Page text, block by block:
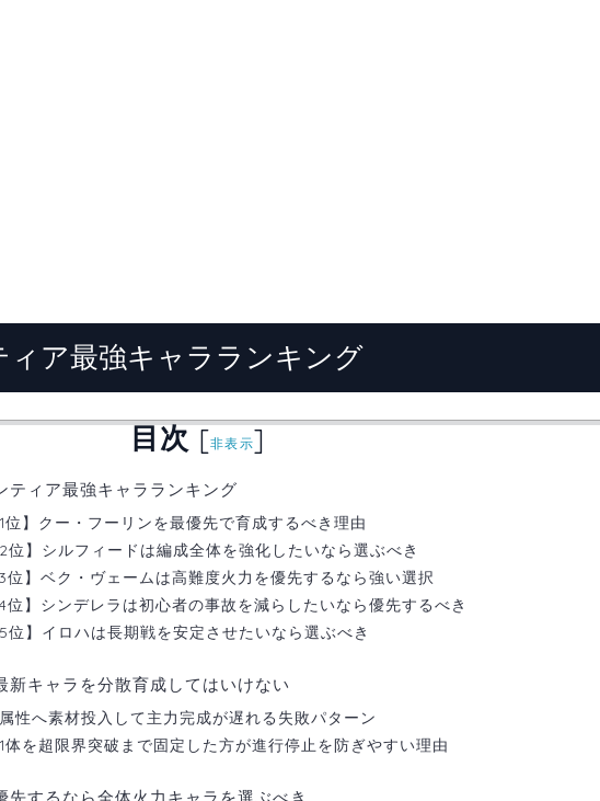
ィア最強キャラランキング
目次 [非表示]
ティア最強キャラランキング
1位】クー・フーリンを最優先で育成するべき理由
2位】シルフィードは編成全体を強化したいなら選ぶべき
3位】ベク・ヴェームは高難度火力を優先するなら強い選択
4位】シンデレラは初心者の事故を減らしたいなら優先するべき
5位】イロハは長期戦を安定させたいなら選ぶべき
新キャラを分散育成してはいけない
性へ素材投入して主力完成が遅れる失敗パターン
体を超限界突破まで固定した方が進行停止を防ぎやすい理由